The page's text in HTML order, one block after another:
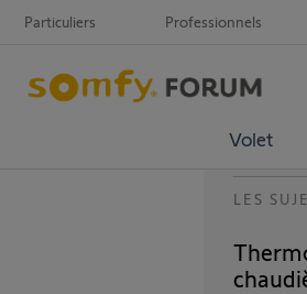
Particuliers Professionnels
Volet
LES